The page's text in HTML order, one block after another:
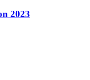
2023